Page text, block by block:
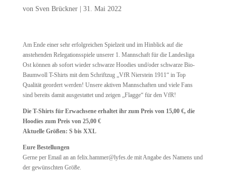
von Sven Brückner| 31. Mai 2022
Am Ende einer sehr erfolgreichen Spielzeit und im Hinblick auf die
anstehenden Relegationsspiele unserer 1. Mannschaft für die Landesliga
Ost können ab sofort wieder schwarze Hoodies und/oder schwarze Bio-
Baumwoll T-Shirts mit dem Schriftzug „VfR Nierstein 1911“ in Top
Qualität geordert werden! Unsere aktiven Mannschaften und viele Fans
sind bereits damit ausgestattet und zeigen „Flagge“ für den VfR!
Die T-Shirts für Erwachsene erhaltet ihr zum Preis von 15,00 €, die
Hoodies zum Preis von 25,00 €
Aktuelle Größen: S bis XXL
Eure Bestellungen
Gerne per Email an an felix.hammer@lyfes.demit Angabe des Namens und
der gewünschten Größe.